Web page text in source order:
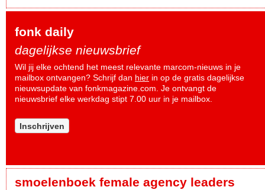
fonk daily
dagelijkse nieuwsbrief
Wil jij elke ochtend het meest relevante marcom-nieuws in je
mailbox ontvangen? Schrijf dan hier in op de gratis dagelijkse
nieuwsupdate van fonkmagazine.com. Je ontvangt de
nieuwsbrief elke werkdag stipt 7.00 uur in je mailbox.
Inschrijven
smoelenboek female agency leaders